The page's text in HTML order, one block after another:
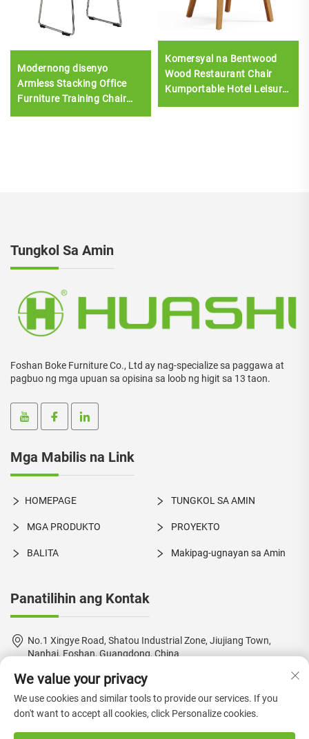
Modernong disenyo
Armless Stacking Office
Furniture Training Chair
Komersyal na Bentwood
Wood Restaurant Chair
Kumportable Hotel Leisure
Tungkol Sa Amin
Foshan Boke Furniture Co., Ltd ay nag-specialize sa paggawa at
pagbuo ng mga upuan sa opisina sa loob ng higit sa 13 taon.
Mga Mabilis na Link
HOMEPAGE TUNGKOL SA AMIN
MGA PRODUKTO PROYEKTO
BALITA Makipag-ugnayan sa Amin
Panatilihin ang Kontak
No.1 Xingye Road, Shatou Industrial Zone, Jiujiang Town,
Nanhai, Foshan, Guangdong, China
+86-18924550960
[email protected]
We value your privacy
We use cookies and similar tools to provide our services. If you
don't want to accept all cookies, click Personalize cookies.